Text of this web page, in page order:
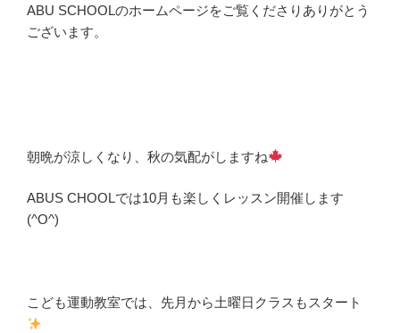
ABU SCHOOLのホームページをご覧くださりありがとう
ございます。
朝晩が涼しくなり、秋の気配がしますね
ABUS CHOOLでは10月も楽しくレッスン開催します
(^O^)
こども運動教室では、先月から土曜日クラスもスタート